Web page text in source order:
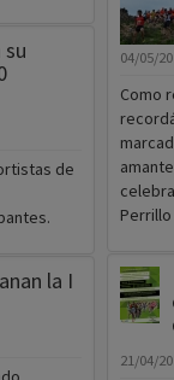
de
la I
04/05/
Como
21/04/